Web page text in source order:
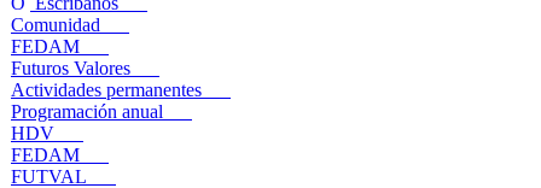
Comunidad
FEDAM
Futuros Valores
Actividades permanentes
Programación anual
HDV
FEDAM
FUTVAL